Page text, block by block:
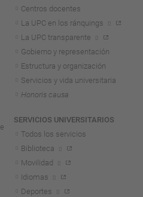
Centros docentes
La UPC en los ránquings
La UPC transparente
Gobierno y representación
Estructura y organización
Servicios y vida universitaria
Honoris causa
SERVICIOS UNIVERSITARIOS
Todos los servicios
Biblioteca
Movilidad
Idiomas
Deportes